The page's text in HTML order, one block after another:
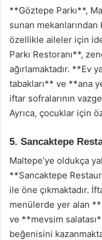
**Göztepe Parkı**,
sunan
özellikle aileler için
Parkı Restoranı**,
ağırlamaktadır. **Ev
tabakları** ve **ana
iftar sofralarının
Ayrıca, çocuklar için
5. Sancaktepe
Maltepe’ye oldukça
**Sancaktepe
ile öne çıkmaktadır.
menülerde yer alan
ve **mevsim
beğenisini